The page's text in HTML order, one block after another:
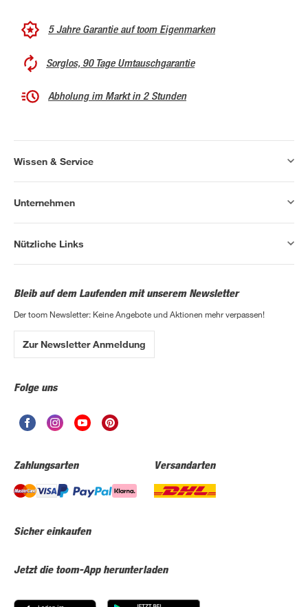
5 Jahre Garantie auf toom Eigenmarken
Sorglos, 90 Tage Umtauschgarantie
Abholung im Markt in 2 Stunden
Wissen & Service
Unternehmen
Nützliche Links
Bleib auf dem Laufenden mit unserem Newsletter
Der toom Newsletter: Keine Angebote und Aktionen mehr verpassen!
Zur Newsletter Anmeldung
Folge uns
Zahlungsarten Versandarten
Sicher einkaufen
Jetzt die toom-App herunterladen